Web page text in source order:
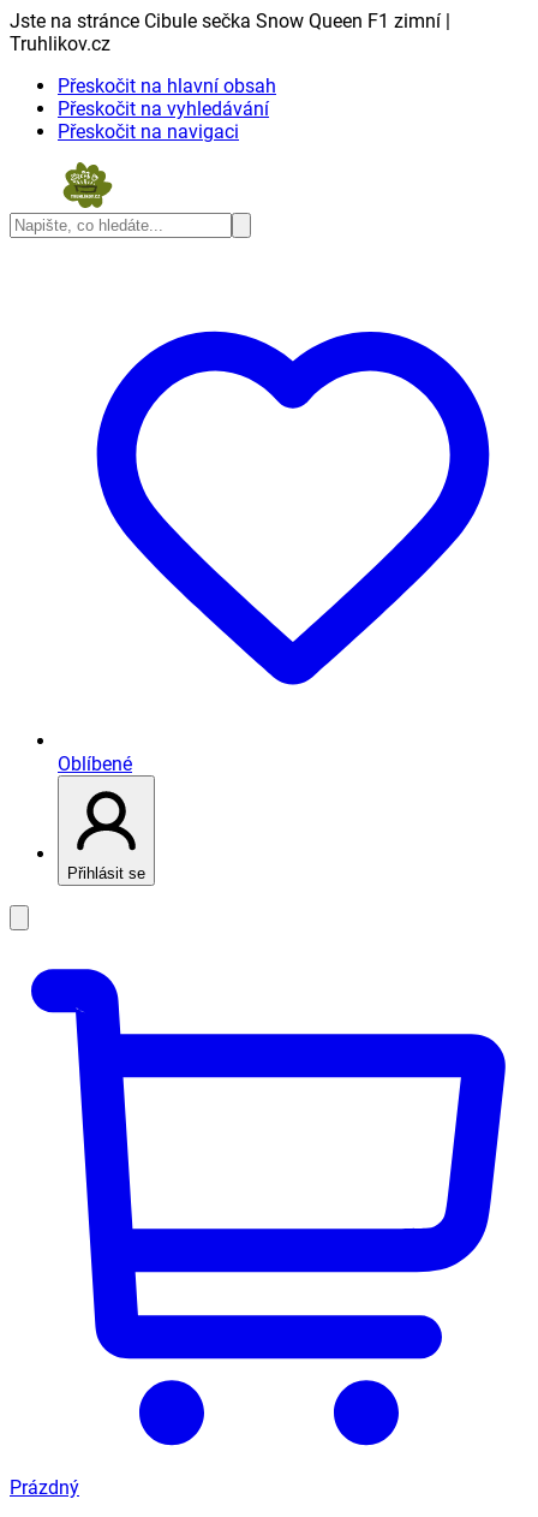
Jste na stránce Cibule sečka Snow Queen F1 zimní |
Truhlikov.cz
Přeskočit na hlavní obsah
Přeskočit na vyhledávání
Přeskočit na navigaci
Oblíbené
Přihlásit se
Prázdný